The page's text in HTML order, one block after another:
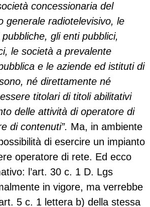
concessionaria del
generale radiotelevisivo, le
gli enti pubblici,
le società a prevalente
e le aziende ed istituti di
né direttamente né
titolari di titoli abilitativi
delle attività di operatore di
di contenuti”. Ma, in ambiente
di esercire un impianto
operatore di rete. Ed ecco
l’art. 30 c. 1 D. Lgs
in vigore, ma verrebbe
5 c. 1 lettera b) della stessa